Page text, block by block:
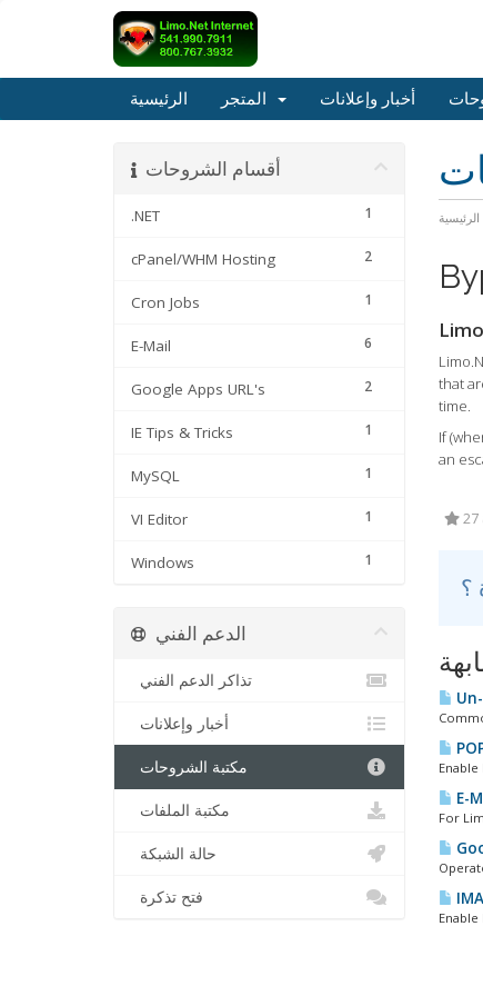
الرئيسية أخبار وإعلانات
الرئيسية
أقسام الشروحات
1
.NET
2
cPanel/WHM Hosting
1
Cron Jobs
6
E-Mail
2
Google Apps URL's
1
IE Tips & Tricks
1
MySQL
1
VI Editor
1
Windows
that
time.
If
an
E-
For
الدعم الفني
تذاكر الدعم الفني
أخبار وإعلانات
مكتبة الشروحات
مكتبة الملفات
حالة الشبكة
فتح تذكرة